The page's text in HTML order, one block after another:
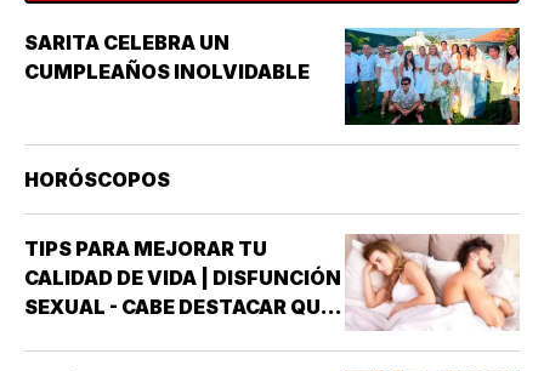
SARITA CELEBRA UN
CUMPLEAÑOS INOLVIDABLE
HORÓSCOPOS
TIPS PARA MEJORAR TU
CALIDAD DE VIDA | DISFUNCIÓN
SEXUAL - CABE DESTACAR QUE